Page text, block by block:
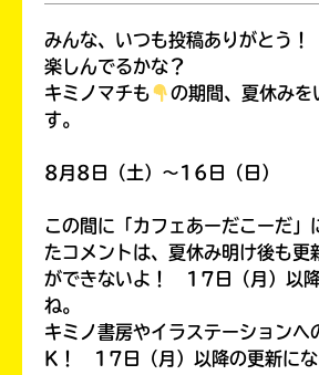
みんな、いつも投稿ありがとう！
楽しんでるかな？
キミノマチも
の期間、夏休みを
す。
8月8日（土）～16日（日）
この間に「カフェあーだこーだ」
たコメントは、夏休み明け後も更
ができないよ！ 17日（月）以
ね。
キミノ書房やイラステーションへ
K！ 17日（月）以降の更新にな